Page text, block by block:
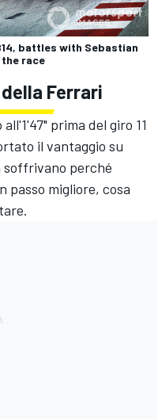
battles with Sebastian
race
Ferrari
prima del giro 11
il vantaggio su
soffrivano perché
passo migliore, cosa